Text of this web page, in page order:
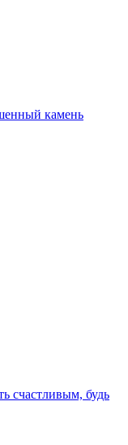
камень
счастливым, будь